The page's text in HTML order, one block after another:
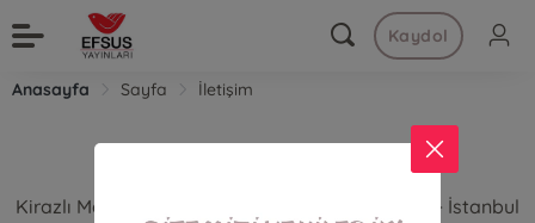
Kaydol
Anasayfa Sayfa İletişim
Kirazlı Mah. Ahmet Kabaklı Cad. No:94 Bağcılar- İstanbul